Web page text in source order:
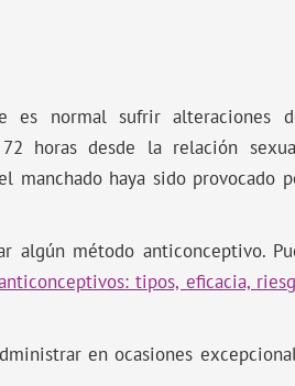
es normal sufrir alteraciones
horas desde la relación
manchado haya sido provocado
algún método anticonceptivo.
tipos, eficacia,
en ocasiones